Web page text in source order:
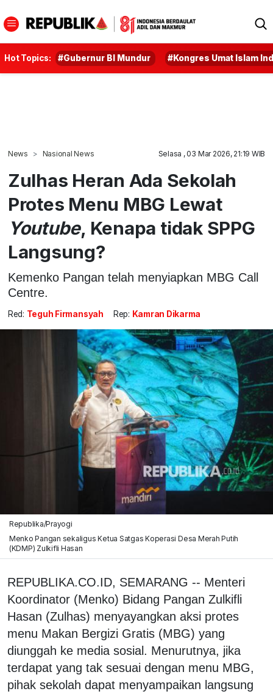
Hot Topics: #Gubernur BI Mundur #Kongres Umat Islam
News Nasional News Selasa , 03 Mar 2026, 21:19 WIB
Zulhas Heran Ada Sekolah
Protes Menu MBG Lewat
Youtube, Kenapa tidak SPPG
Langsung?
Kemenko Pangan telah menyiapkan MBG Call
Centre.
Red: Teguh Firmansyah Rep: Kamran Dikarma
Republika/Prayogi
Menko Pangan sekaligus Ketua Satgas Koperasi Desa Merah Putih
(KDMP) Zulkifli Hasan
REPUBLIKA.CO.ID, SEMARANG -- Menteri
Koordinator (Menko) Bidang Pangan Zulkifli
Hasan (Zulhas) menyayangkan aksi protes
menu Makan Bergizi Gratis (MBG) yang
diunggah ke media sosial. Menurutnya, jika
terdapat yang tak sesuai dengan menu MBG,
pihak sekolah dapat menyampaikan langsung